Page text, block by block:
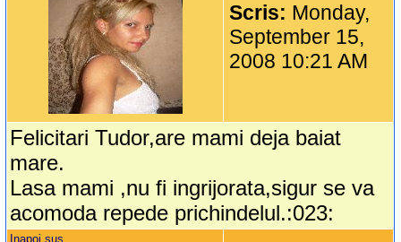
Scris: Monday,
September 15,
2008 10:21 AM
Felicitari Tudor,are mami deja baiat
mare.
Lasa mami ,nu fi ingrijorata,sigur se va
acomoda repede prichindelul.:023:
Inapoi sus